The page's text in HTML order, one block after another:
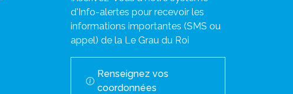
d'Info-alertes pour recevoir les
informations importantes (SMS ou
appel) de la Le Grau du Roi
Renseignez vos
coordonnées